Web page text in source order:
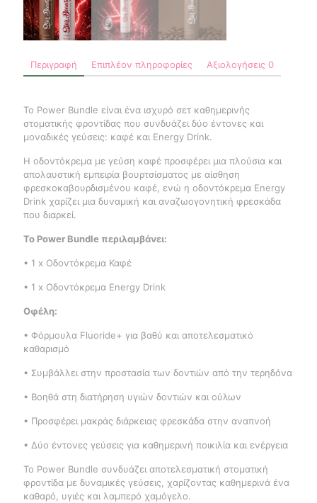
Περιγραφή Επιπλέον πληροφορίες Αξιολογήσεις 0
Το Power Bundle είναι ένα ισχυρό σετ καθημερινής
στοματικής φροντίδας που συνδυάζει δύο έντονες και
μοναδικές γεύσεις: καφέ και Energy Drink.
Η οδοντόκρεμα με γεύση καφέ προσφέρει μια πλούσια και
απολαυστική εμπειρία βουρτσίσματος με αίσθηση
φρεσκοκαβουρδισμένου καφέ, ενώ η οδοντόκρεμα Energy
Drink χαρίζει μια δυναμική και αναζωογονητική φρεσκάδα
που διαρκεί.
Το Power Bundle περιλαμβάνει:
• 1 x Οδοντόκρεμα Καφέ
• 1 x Οδοντόκρεμα Energy Drink
Οφέλη:
• Φόρμουλα Fluoride+ για βαθύ και αποτελεσματικό
καθαρισμό
• Συμβάλλει στην προστασία των δοντιών από την τερηδόνα
• Βοηθά στη διατήρηση υγιών δοντιών και ούλων
• Προσφέρει μακράς διάρκειας φρεσκάδα στην αναπνοή
• Δύο έντονες γεύσεις για καθημερινή ποικιλία και ενέργεια
Το Power Bundle συνδυάζει αποτελεσματική στοματική
φροντίδα με δυναμικές γεύσεις, χαρίζοντας καθημερινά ένα
καθαρό, υγιές και λαμπερό χαμόγελο.